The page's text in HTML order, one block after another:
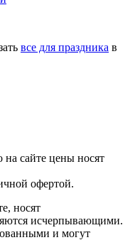
все для праздника в
сайте цены носят
офертой.
носят
исчерпывающими.
и могут